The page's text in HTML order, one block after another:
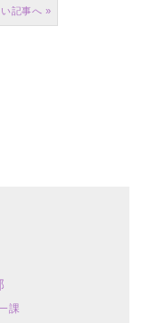
»
課